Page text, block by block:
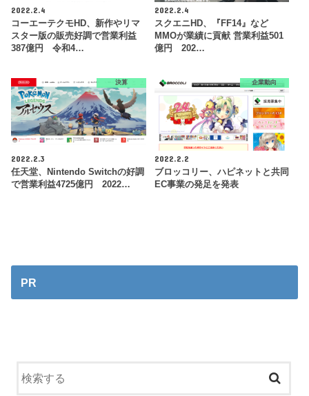
2022.2.4
コーエーテクモHD、新作やリマ
スター版の販売好調で営業利益
387億円 令和4…
2022.2.4
スクエニHD、『FF14』など
MMOが業績に貢献 営業利益501
億円 202…
決算
2022.2.3
任天堂、Nintendo Switchの好調
で営業利益4725億円 2022…
企業動向
2022.2.2
ブロッコリー、ハピネットと共同
EC事業の発足を発表
PR